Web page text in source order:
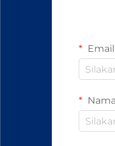
Email
Nama